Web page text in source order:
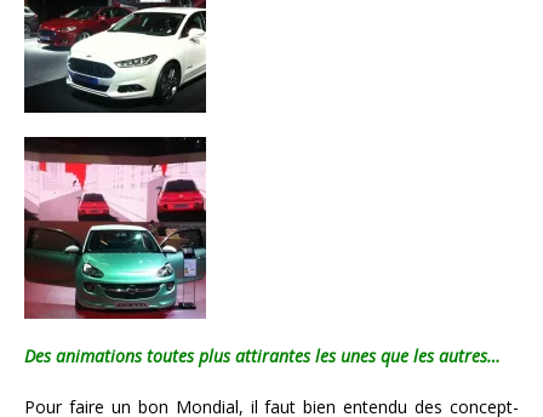
Des animations toutes plus attirantes les unes que les autres…
Pour faire un bon Mondial, il faut bien entendu des concept-